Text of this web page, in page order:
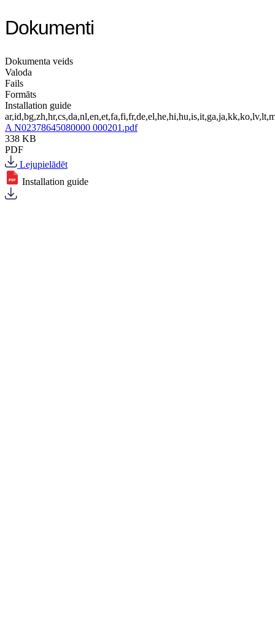
Dokumenti
Dokumenta veids
Valoda
Fails
Formāts
Installation guide
A N02378645080000 000201.pdf
338 KB
PDF
Lejupielādēt
Installation guide